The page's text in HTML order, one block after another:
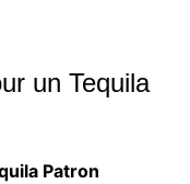
un Tequila
Patron